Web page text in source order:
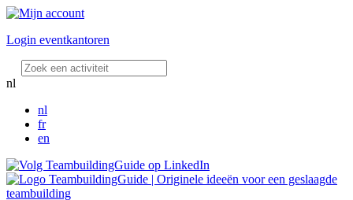
Login eventkantoren
nl
nl
fr
en